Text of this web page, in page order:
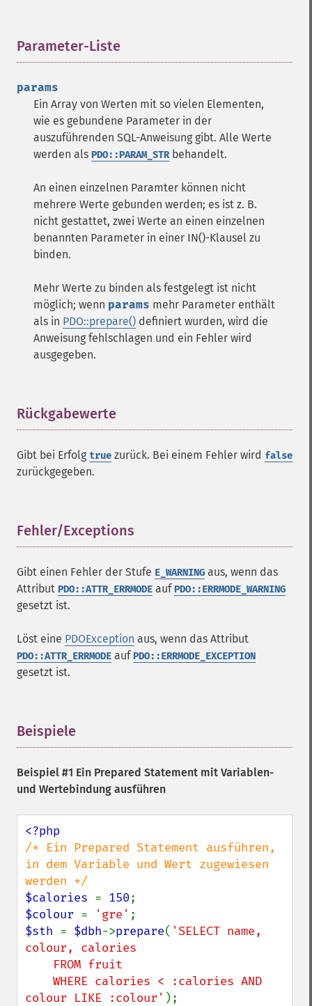
Parameter-Liste
params
Ein Array von Werten mit so vielen Elementen,
wie es gebundene Parameter in der
auszuführenden SQL-Anweisung gibt. Alle Werte
werden als PDO::PARAM_STRbehandelt.
An einen einzelnen Paramter können nicht
mehrere Werte gebunden werden; es ist z. B.
nicht gestattet, zwei Werte an einen einzelnen
benannten Parameter in einer IN()-Klausel zu
binden.
Mehr Werte zu binden als festgelegt ist nicht
möglich; wenn params mehr Parameter enthält
als in PDO::prepare() definiert wurden, wird die
Anweisung fehlschlagen und ein Fehler wird
ausgegeben.
Rückgabewerte
Gibt bei Erfolg true zurück. Bei einem Fehler wird false
zurückgegeben.
Fehler/Exceptions
Gibt einen Fehler der Stufe E_WARNING aus, wenn das
Attribut PDO::ATTR_ERRMODE aufPDO::ERRMODE_WARNING
gesetzt ist.
Löst eine PDOException aus, wenn das Attribut
PDO::ATTR_ERRMODE aufPDO::ERRMODE_EXCEPTION
gesetzt ist.
Beispiele
Beispiel #1 Ein Prepared Statement mit Variablen-
und Wertebindung ausführen
/* Ein Prepared Statement ausführen,
in dem Variable und Wert zugewiesen
$calories = 150
$colour = 'gre'
$sth = $dbh->prepare( 'SELECT name,
colour, calories
colour LIKE :colour'